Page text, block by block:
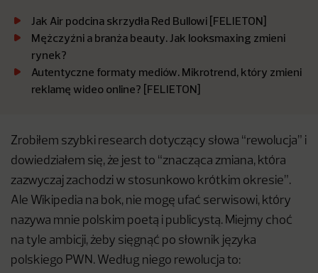
Jak Air podcina skrzydła Red Bullowi [FELIETON]
Mężczyźni a branża beauty. Jak looksmaxing zmieni
rynek?
Autentyczne formaty mediów. Mikrotrend, który zmieni
reklamę wideo online? [FELIETON]
Zrobiłem szybki research dotyczący słowa “rewolucja” i
dowiedziałem się, że jest to “znacząca zmiana, która
zazwyczaj zachodzi w stosunkowo krótkim okresie”.
Ale Wikipedia na bok, nie mogę ufać serwisowi, który
nazywa mnie polskim poetą i publicystą. Miejmy choć
na tyle ambicji, żeby sięgnąć po słownik języka
polskiego PWN. Według niego rewolucja to: